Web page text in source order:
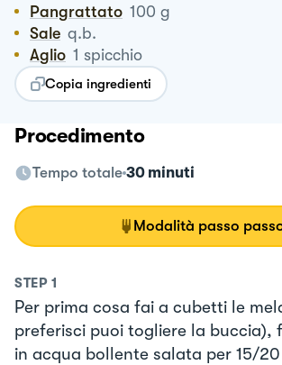
Pangrattato 100 g
Sale q.b.
Aglio 1 spicchio
Copia ingredienti
Procedimento
Tempo totale 30 minuti
Modalità passo
STEP 1
Per prima cosa fai a cubetti le
preferisci puoi togliere la buccia),
in acqua bollente salata per 15/